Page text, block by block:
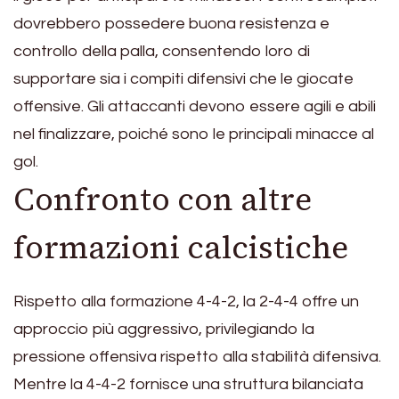
dovrebbero possedere buona resistenza e
controllo della palla, consentendo loro di
supportare sia i compiti difensivi che le giocate
offensive. Gli attaccanti devono essere agili e abili
nel finalizzare, poiché sono le principali minacce al
gol.
Confronto con altre
formazioni calcistiche
Rispetto alla formazione 4-4-2, la 2-4-4 offre un
approccio più aggressivo, privilegiando la
pressione offensiva rispetto alla stabilità difensiva.
Mentre la 4-4-2 fornisce una struttura bilanciata